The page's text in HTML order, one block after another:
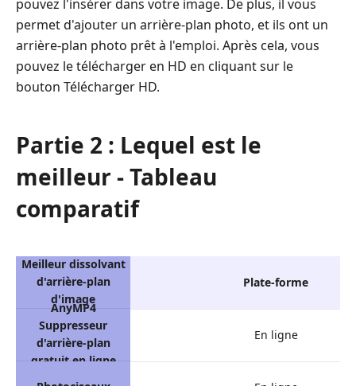
pouvez l'insérer dans votre image. De plus, il vous
permet d'ajouter un arrière-plan photo, et ils ont un
arrière-plan photo prêt à l'emploi. Après cela, vous
pouvez le télécharger en HD en cliquant sur le
bouton Télécharger HD.
Partie 2 : Lequel est le
meilleur - Tableau
comparatif
Meilleur dissolvant
d'arrière-plan
d'image
AnyMP4
Suppresseur
d'arrière-plan
gratuit en ligne
Plate-forme
En ligne